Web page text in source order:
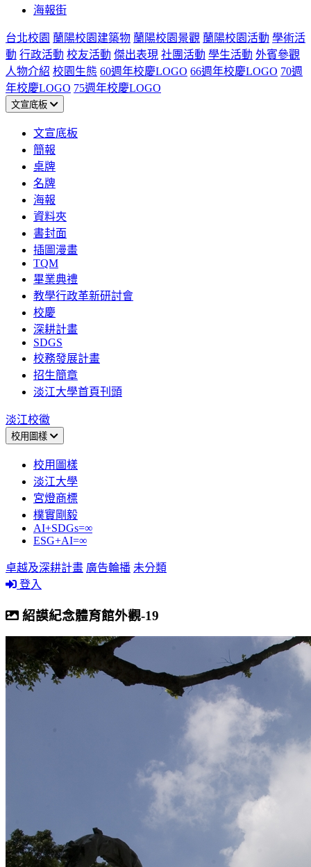
海報街
台北校園 蘭陽校園建築物 蘭陽校園景觀 蘭陽校園活動 學術活
動 行政活動 校友活動 傑出表現 社團活動 學生活動 外賓參觀
人物介紹 校園生態 60週年校慶LOGO 66週年校慶LOGO 70週
年校慶LOGO 75週年校慶LOGO
文宣底板
文宣底板
簡報
桌牌
名牌
海報
資料夾
書封面
插圖漫畫
TQM
畢業典禮
教學行政革新研討會
校慶
深耕計畫
SDGS
校務發展計畫
招生簡章
淡江大學首頁刊頭
淡江校徽
校用圖樣
校用圖樣
淡江大學
宮燈商標
樸實剛毅
AI+SDGs=∞
ESG+AI=∞
卓越及深耕計畫 廣告輪播 未分類
登入
紹謨紀念體育館外觀-19